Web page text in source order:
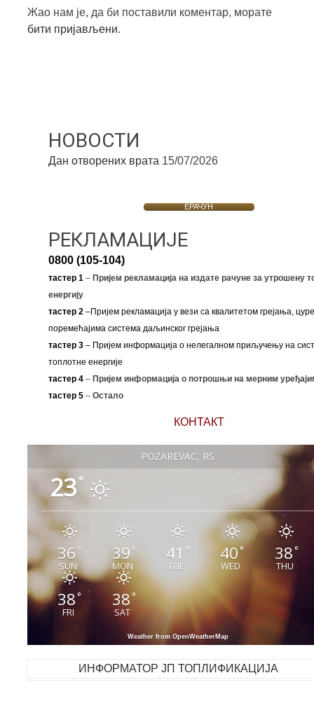
Жао нам је, да би поставили коментар, морате
бити пријављени.
НОВОСТИ
Дан отворених врата 15/07/2026
ЕРАЧУН
РЕКЛАМАЦИЈЕ
0800 (105-104)
тастер 1–Пријем рекламација на издате рачуне за утрошену
енергију
тастер 2–Пријем рекламација у вези са квалитетом грејања,
поремећајима система даљинског грејања
тастер 3– Пријем информација о нелегалном приључењу на
топлотне енергије
тастер 4 – Пријем информација о потрошњи на мерним
тастер 5 – Остало
КОНТАКТ
POŽAREVAC, RS
23°
36°
SUN
39°
MON
41 °
TUE
40°
WED
38°
THU
38°
FRI
38°
SAT
Weather from OpenWeatherMap
ИНФОРМАТОР ЈП ТОПЛИФИКАЦИЈА